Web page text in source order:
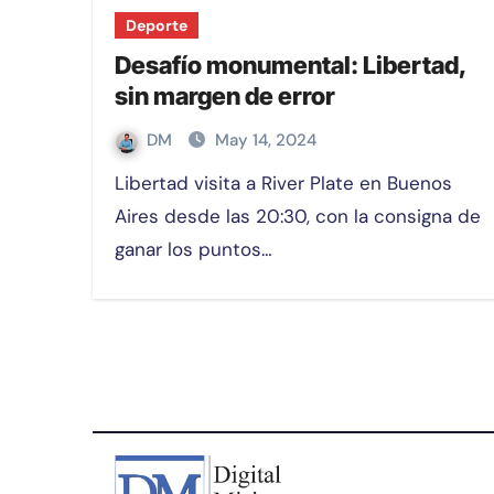
Deporte
Desafío monumental: Libertad,
sin margen de error
DM May 14, 2024
Libertad visita a River Plate en Buenos
Aires desde las 20:30, con la consigna de
ganar los puntos…